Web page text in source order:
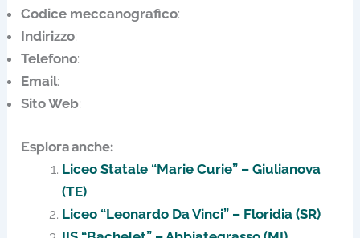
Codice meccanografico:
Indirizzo:
Telefono:
Email:
Sito Web:
Esplora anche:
Liceo Statale “Marie Curie” – Giulianova
(TE)
Liceo “Leonardo Da Vinci” – Floridia (SR)